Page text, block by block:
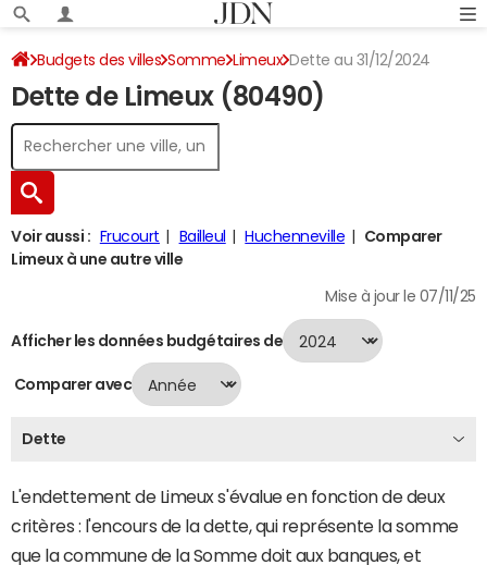
Budgets des villes Somme Limeux Dette au 31/12/2024
Dette de Limeux (80490)
Voir aussi : Frucourt Bailleul Huchenneville
Comparer
Limeux à une autre ville
Mise à jour le 07/11/25
Afficher les données budgétaires de
Comparer avec
Dette
L'endettement de Limeux s'évalue en fonction de deux
critères : l'encours de la dette, qui représente la somme
que la commune de la Somme doit aux banques, et